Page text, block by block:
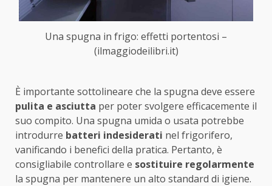
Una spugna in frigo: effetti portentosi –
(ilmaggiodeilibri.it)
È importante sottolineare che la spugna deve essere
pulita e asciutta per poter svolgere efficacemente il
suo compito. Una spugna umida o usata potrebbe
introdurre batteri indesiderati nel frigorifero,
vanificando i benefici della pratica. Pertanto, è
consigliabile controllare e sostituire regolarmente
la spugna per mantenere un alto standard di igiene.